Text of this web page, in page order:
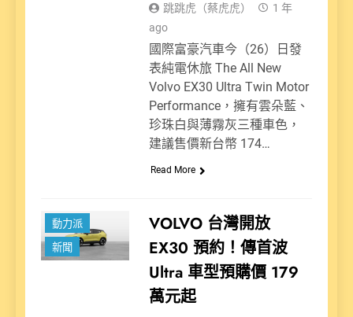
跳跳虎（蔡虎虎）
1 年
ago
國際富豪汽車今（26）日發
表純電休旅 The All New
Volvo EX30 Ultra Twin Motor
Performance，擁有雲朵藍、
珍珠白與薄霧灰三種車色，
建議售價新台幣 174…
Read More
動力派
新聞
VOLVO 台灣開放
EX30 預約！傳首波
Ultra 車型預購價 179
萬元起